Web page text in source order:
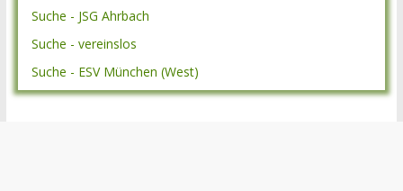
Suche - JSG Ahrbach
Suche - vereinslos
Suche - ESV München (West)